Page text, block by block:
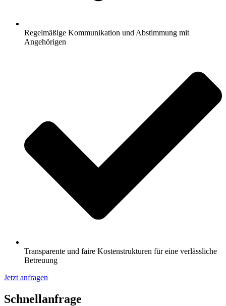
Regelmäßige Kommunikation und Abstimmung mit
Angehörigen
Transparente und faire Kostenstrukturen für eine verlässliche
Betreuung
Jetzt anfragen
Schnell­anfrage